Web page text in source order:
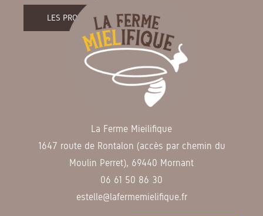
LES PRODUITS DE LA FERME
La Ferme Mieilifique
1647 route de Rontalon (accès par chemin du
Moulin Perret), 69440 Mornant
06 61 50 86 30
estelle@lafermemielifique.fr